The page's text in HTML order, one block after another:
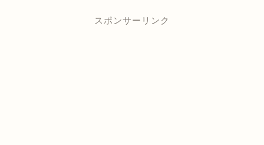
スポンサーリンク